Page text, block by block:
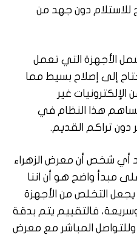
للاستلام دون جهد من
الأجهزة التي تعمل
إلى إصلاح بسيط مما
غير
هذا النظام في
تراكم القديم.
أي شخص أن معرض الزهراء
مبدأ واضح هو أن اننا
التخلص من الأجهزة
فالتقييم يتم بدقة
المباشر مع معرض